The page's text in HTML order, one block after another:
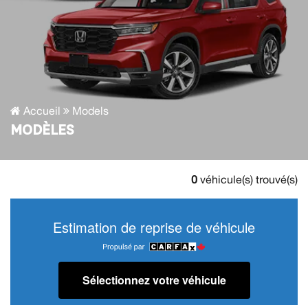
Accueil Models
MODÈLES
0 véhicule(s) trouvé(s)
Estimation de reprise de véhicule
Sélectionnez votre véhicule